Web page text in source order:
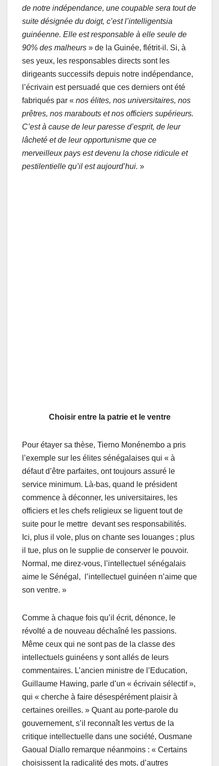
de notre indépendance, une coupable sera tout de
suite désignée du doigt, c’est l’intelligentsia
guinéenne. Elle est responsable à elle seule de
90% des malheurs » de la Guinée, flétrit-il. Si, à
ses yeux, les responsables directs sont les
dirigeants successifs depuis notre indépendance,
l’écrivain est persuadé que ces derniers ont été
fabriqués par « nos élites, nos universitaires, nos
prêtres, nos marabouts et nos officiers supérieurs.
C’est à cause de leur paresse d’esprit, de leur
lâcheté et de leur opportunisme que ce
merveilleux pays est devenu la chose ridicule et
pestilentielle qu’il est aujourd’hui. »
Choisir entre la patrie et le ventre
Pour étayer sa thèse, Tierno Monénembo a pris
l’exemple sur les élites sénégalaises qui « à
défaut d’être parfaites, ont toujours assuré le
service minimum. Là-bas, quand le président
commence à déconner, les universitaires, les
officiers et les chefs religieux se liguent tout de
suite pour le mettre devant ses responsabilités.
Ici, plus il vole, plus on chante ses louanges ; plus
il tue, plus on le supplie de conserver le pouvoir.
Normal, me direz-vous, l’intellectuel sénégalais
aime le Sénégal, l’intellectuel guinéen n’aime que
son ventre. »
Comme à chaque fois qu’il écrit, dénonce, le
révolté a de nouveau déchaîné les passions.
Même ceux qui ne sont pas de la classe des
intellectuels guinéens y sont allés de leurs
commentaires. L’ancien ministre de l’Education,
Guillaume Hawing, parle d’un « écrivain sélectif »,
qui « cherche à faire désespérément plaisir à
certaines oreilles. » Quant au porte-parole du
gouvernement, s’il reconnaît les vertus de la
critique intellectuelle dans une société, Ousmane
Gaoual Diallo remarque néanmoins : « Certains
choisissent la radicalité des mots, d’autres